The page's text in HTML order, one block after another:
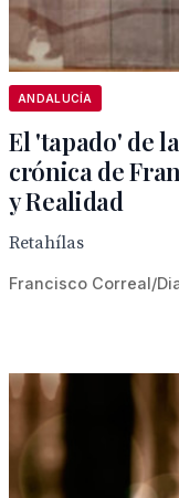
ANDALUCÍA
El 'tapado' de
crónica de
y Realidad
Retahílas
Francisco Correal/